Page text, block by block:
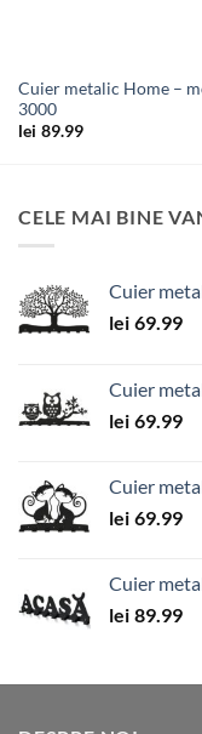
Cuier metalic Home –
3000
lei 89.99
CELE MAI BINE
Cuier
lei 69.99
Cuier
lei 69.99
Cuier
lei 69.99
Cuier
lei 89.99